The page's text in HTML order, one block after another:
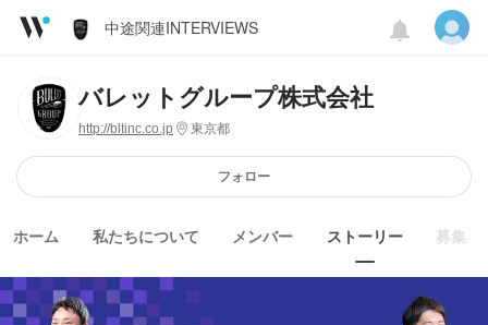
中途関連INTERVIEWS
バレットグループ株式会社
http://bltinc.co.jp 東京都
フォロー
ホーム 私たちについて メンバー ストーリー 募集